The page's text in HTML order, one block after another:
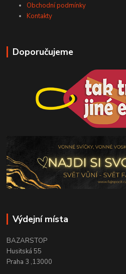
Obchodní podmínky
Kontakty
Doporučujeme
Výdejní místa
BAZARSTOP
Husitská 55
Praha 3 ,13000